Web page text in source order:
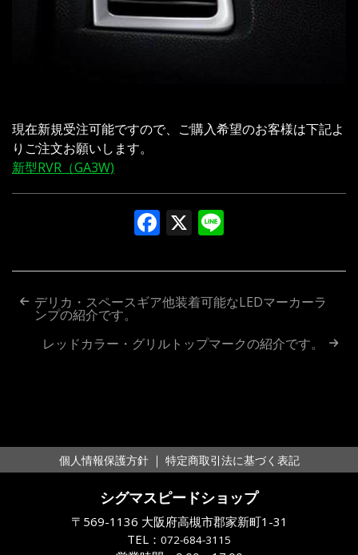
現在新規受注可能ですので、ご購入希望のお客様は下記よ
りご注文お願いします。
新型RVR（GA3W)
Facebook
X
投
ー
シ
デリカ・スペースギア他装着可能なLEDマーカーラ
ンプの紹介です。
レッドカラー・グリルトップマークの紹介です。
個人情報保護方針 ｜ 特定商取引法に基づく表記
シグマスピードショップ
〒569-1136 大阪府高槻市郡家新町1-31
TEL： 072-684-3115